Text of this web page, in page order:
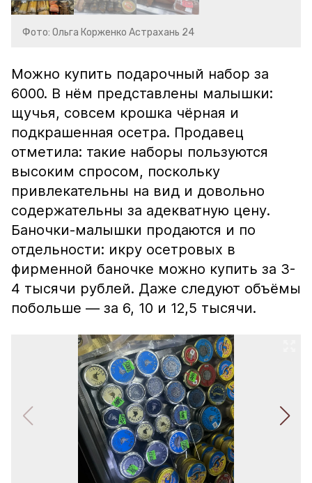
Фото: Ольга Корженко Астрахань 24
Можно купить подарочный набор за
6000. В нём представлены малышки:
щучья, совсем крошка чёрная и
подкрашенная осетра. Продавец
отметила: такие наборы пользуются
высоким спросом, поскольку
привлекательны на вид и довольно
содержательны за адекватную цену.
Баночки-малышки продаются и по
отдельности: икру осетровых в
фирменной баночке можно купить за 3-
4 тысячи рублей. Даже следуют объёмы
побольше — за 6, 10 и 12,5 тысячи.